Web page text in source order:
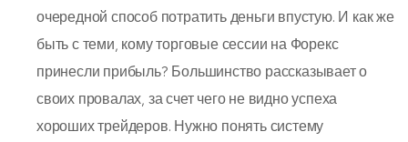
очередной способ потратить деньги впустую. И как же
быть с теми, кому торговые сессии на Форекс
принесли прибыль? Большинство рассказывает о
своих провалах, за счет чего не видно успеха
хороших трейдеров. Нужно понять систему